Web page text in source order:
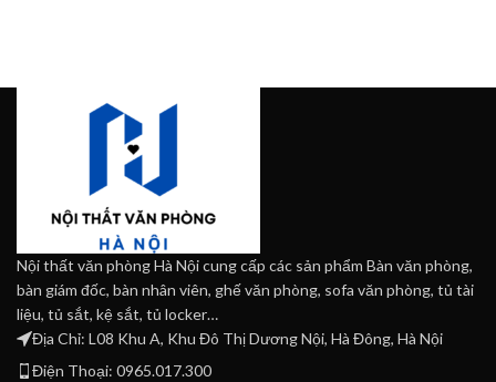
Nội thất văn phòng Hà Nội cung cấp các sản phẩm Bàn văn phòng,
bàn giám đốc, bàn nhân viên, ghế văn phòng, sofa văn phòng, tủ tài
liệu, tủ sắt, kệ sắt, tủ locker…
Địa Chỉ: L08 Khu A, Khu Đô Thị Dương Nội, Hà Đông, Hà Nội
Điện Thoại: 0965.017.300